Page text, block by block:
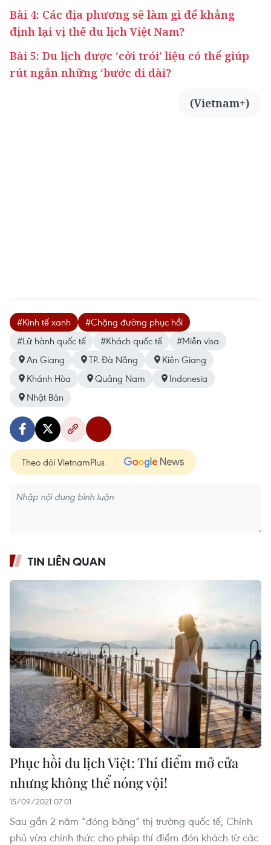
Bài 4: Các địa phương sẽ làm gì để khẳng
định lại vị thế du lịch Việt Nam?
Bài 5: Du lịch được ‘cởi trói’ liệu có thể giúp
rút ngắn những ‘bước đi dài?
(Vietnam+)
#Kinh tế xanh
#Chặng đường phục hồi
#Lữ hành quốc tế
#Khách quốc tế
#Miễn visa
An Giang
TP. Đà Nẵng
Kiên Giang
Khánh Hòa
Quảng Nam
Indonesia
Nhật Bản
Theo dõi VietnamPlus
TIN LIÊN QUAN
Phục hồi du lịch Việt: Thí điểm mở cửa
nhưng không thể nóng vội!
15/09/2021 07:01
Sau gần 2 năm “đóng băng” thị trường quốc tế, Chính
phủ vừa chính thức cho phép thí điểm đón khách từ các